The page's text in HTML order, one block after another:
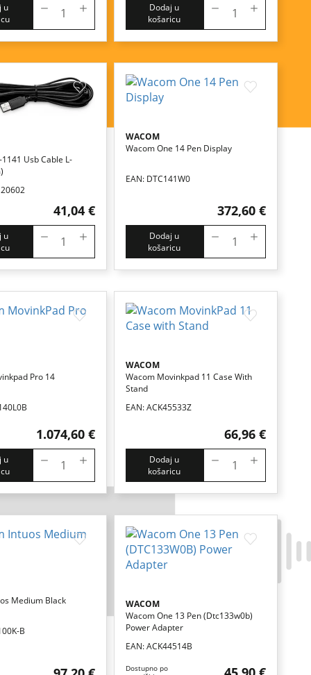
u
Dodaj u
košaricu
Usb Cable L-
41,04 €
u
WACOM
Wacom One 14 Pen Display
EAN: DTC141W0
372,60 €
Dodaj u
košaricu
Pro 14
1.074,60 €
u
WACOM
Wacom Movinkpad 11 Case With
Stand
EAN: ACK45533Z
66,96 €
Dodaj u
košaricu
Medium Black
B
WACOM
Wacom One 13 Pen (dtc133w0b)
Power Adapter
EAN: ACK44514B
Dostupno po